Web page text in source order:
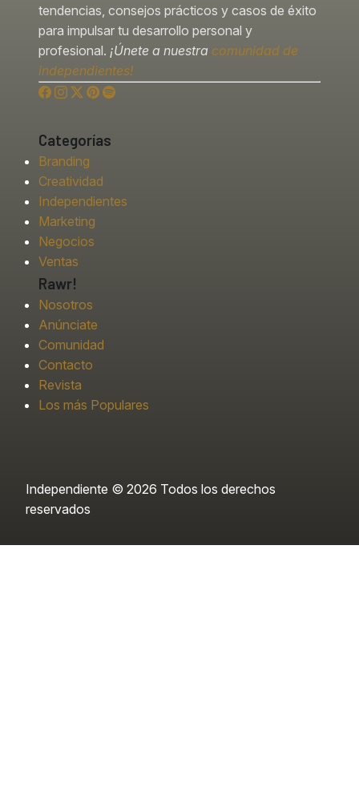
tendencias, consejos prácticos y casos de éxito
para impulsar tu desarrollo personal y
profesional. ¡Únete a nuestra comunidad de
independientes!
Categorías
Branding
Creatividad
Independientes
Marketing
Negocios
Ventas
Rawr!
Nosotros
Anúnciate
Comunidad
Contacto
Revista
Los más Populares
Independiente © 2026 Todos los derechos
reservados